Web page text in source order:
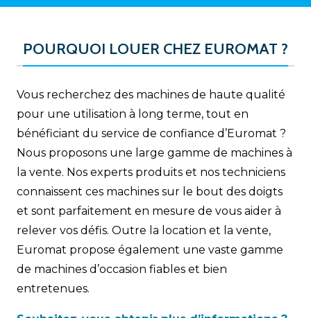
POURQUOI LOUER CHEZ EUROMAT ?
Vous recherchez des machines de haute qualité
pour une utilisation à long terme, tout en
bénéficiant du service de confiance d’Euromat ?
Nous proposons une large gamme de machines à
la vente. Nos experts produits et nos techniciens
connaissent ces machines sur le bout des doigts
et sont parfaitement en mesure de vous aider à
relever vos défis. Outre la location et la vente,
Euromat propose également une vaste gamme
de machines d’occasion fiables et bien
entretenues.